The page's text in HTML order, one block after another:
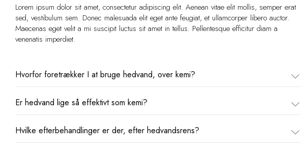
Lorem ipsum dolor sit amet, consectetur adipiscing elit. Aenean vitae elit mollis, semper erat
sed, vestibulum sem. Donec malesuada elit eget ante feugiat, et ullamcorper libero auctor.
Maecenas eget velit a mi suscipit luctus sit amet in tellus. Pellentesque efficitur diam a
venenatis imperdiet.
Hvorfor foretrækker I at bruge hedvand, over kemi?
Det er bedre for miljøet. Den billigste løsning er at bruge skrap kemi; men vi ønsker
kun at bruge kemi når det er absolut nødvendigt.
Derfor har vi valgt at investere i hedvandsanlæg, sådan vi kan rense uden at udsætte
Er hedvand lige så effektivt som kemi?
Ja - hvis ikke mere.
Hvilke efterbehandlinger er der, efter hedvandsrens?